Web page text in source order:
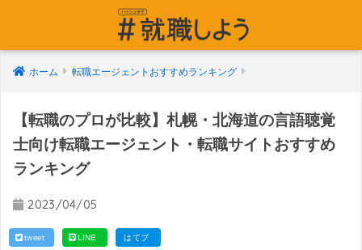
ホーム 転職エージェントおすすめランキング
【転職のプロが比較】札幌・北海道の言語聴覚
士向け転職エージェント・転職サイトおすすめ
ランキング
2023/04/05
tweet LINE はてブ